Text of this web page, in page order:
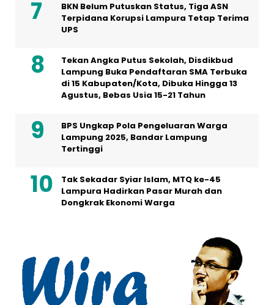
BKN Belum Putuskan Status, Tiga ASN
Terpidana Korupsi Lampura Tetap Terima
UPS
Tekan Angka Putus Sekolah, Disdikbud
Lampung Buka Pendaftaran SMA Terbuka
di 15 Kabupaten/Kota, Dibuka Hingga 13
Agustus, Bebas Usia 15-21 Tahun
BPS Ungkap Pola Pengeluaran Warga
Lampung 2025, Bandar Lampung
Tertinggi
Tak Sekadar Syiar Islam, MTQ ke-45
Lampura Hadirkan Pasar Murah dan
Dongkrak Ekonomi Warga